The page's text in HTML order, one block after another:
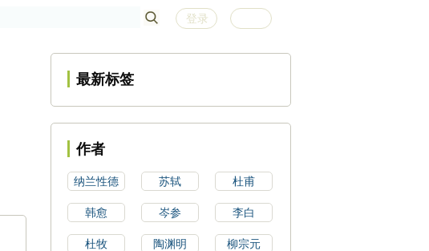
登录
最新标签
作者
纳兰性德 苏轼 杜甫
韩愈 岑参 李白
杜牧 陶渊明 柳宗元